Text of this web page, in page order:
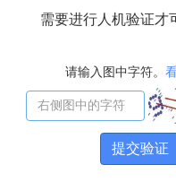
需要进行人机验证才
请输入图中字符。
提交验证